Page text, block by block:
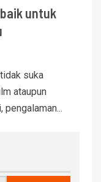
untuk
suka
ataupun
pengalaman...